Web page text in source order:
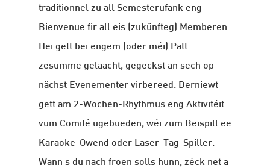
traditionnel zu all Semesterufank eng
Bienvenue fir all eis (zukünfteg) Memberen.
Hei gett bei engem (oder méi) Pätt
zesumme gelaacht, gegeckst an sech op
nächst Evenementer virbereed. Derniewt
gett am 2-Wochen-Rhythmus eng Aktivitéit
vum Comité ugebueden, wéi zum Beispill ee
Karaoke-Owend oder Laser-Tag-Spiller.
Wann s du nach froen solls hunn, zéck net a